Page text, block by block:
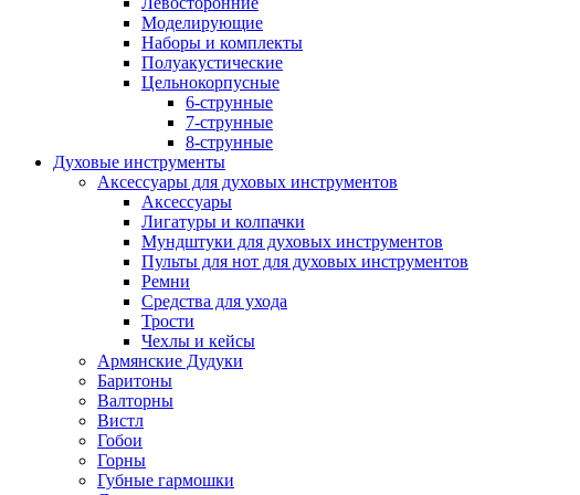
Моделирующие
Наборы и комплекты
Полуакустические
Цельнокорпусные
6-струнные
7-струнные
8-струнные
Духовые инструменты
Аксессуары для духовых инструментов
Аксессуары
Лигатуры и колпачки
Мундштуки для духовых инструментов
Пульты для нот для духовых инструментов
Ремни
Средства для ухода
Трости
Чехлы и кейсы
Армянские Дудуки
Баритоны
Валторны
Вистл
Гобои
Горны
Губные гармошки